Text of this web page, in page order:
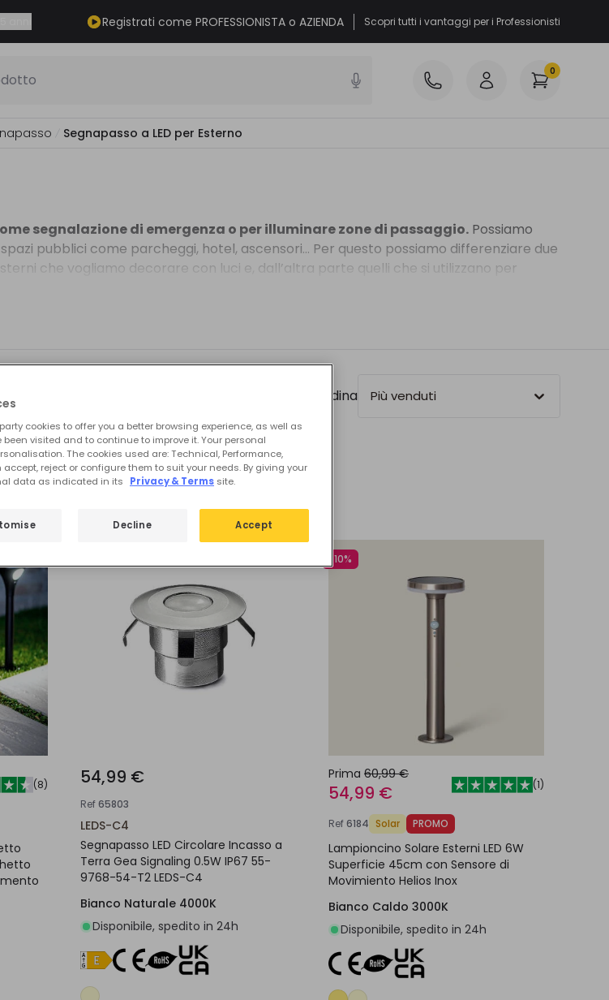
Registrati come PROFESSIONISTA o AZIENDA Scopri tutti i vantaggi per i Professionisti
0
Segnapasso a LED per Esterno
segnalazione di emergenza o per illuminare zone di passaggio. Possiamo
pubblici come parcheggi, hotel, ascensori... Per questo possiamo differenziare due
che vogliamo decorare con luci e, dall’altra parte quelli che si utilizzano per
LED da esterno.
Consulta il nostro catalogo di prodotti e scopri
Ordina Più venduti
a LED per Esterno
(8) 54,99 €
Ref65803
LEDS-C4
Segnapasso LED Circolare Incasso a
Terra Gea Signaling 0.5W IP67 55-
9768-54-T2 LEDS-C4
Bianco Naturale 4000K
Disponibile, spedito in 24h
-10%
Prima 60,99 €
54,99 € (1)
Ref6184 Solar PROMO
Lampioncino Solare Esterni LED 6W
Superficie 45cm con Sensore di
Movimiento Helios Inox
Bianco Caldo 3000K
Disponibile, spedito in 24h
cookies to offer you a better browsing experience, as well as
visited and to continue to improve it. Your personal
The cookies used are: Technical, Performance,
reject or configure them to suit your needs. By giving your
data as indicated in its
Privacy & Terms site.
Decline Accept